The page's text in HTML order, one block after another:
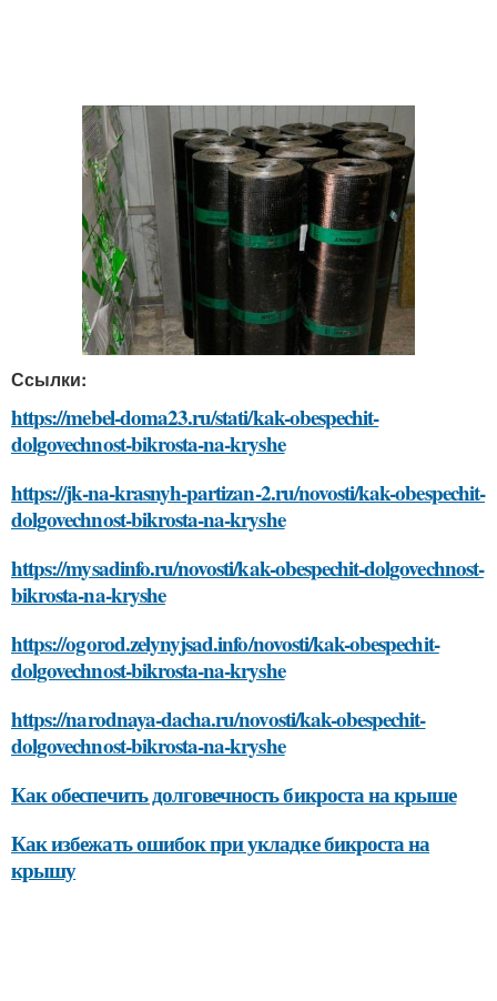
Ссылки:
https://mebel-doma23.ru/stati/kak-obespechit-
dolgovechnost-bikrosta-na-kryshe
https://jk-na-krasnyh-partizan-2.ru/novosti/kak-obespechit-
dolgovechnost-bikrosta-na-kryshe
https://mysadinfo.ru/novosti/kak-obespechit-dolgovechnost-
bikrosta-na-kryshe
https://ogorod.zelynyjsad.info/novosti/kak-obespechit-
dolgovechnost-bikrosta-na-kryshe
https://narodnaya-dacha.ru/novosti/kak-obespechit-
dolgovechnost-bikrosta-na-kryshe
Как обеспечить долговечность бикроста на крыше
Как избежать ошибок при укладке бикроста на
крышу